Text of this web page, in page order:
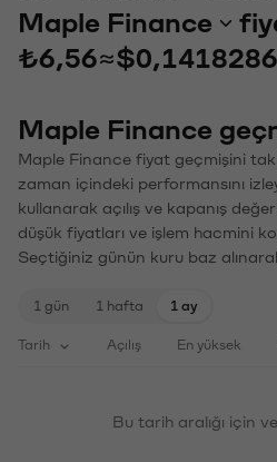
Maple Finance
₺6,56≈
Maple Finance
Maple Finance fiyat geçmişini
zaman içindeki performansını
kullanarak açılış ve kapanış
düşük fiyatları ve işlem hacmini
Seçtiğiniz günün kuru baz
1 gün 1 hafta 1 ay
Tarih Açılış En yüksek
Bu tarih aralığı için